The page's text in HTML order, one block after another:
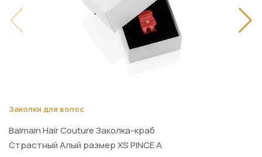
Заколки для волос
Balmain Hair Couture Заколка-краб
Страстный Алый размер XS PINCE A